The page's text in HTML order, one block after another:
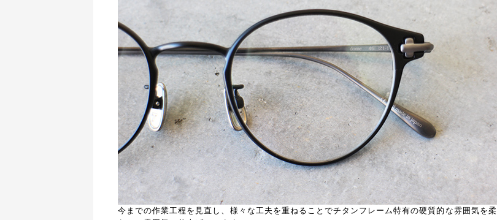
今までの作業工程を見直し、様々な工夫を重ねることでチタンフレーム特有の硬質的な雰囲気を柔